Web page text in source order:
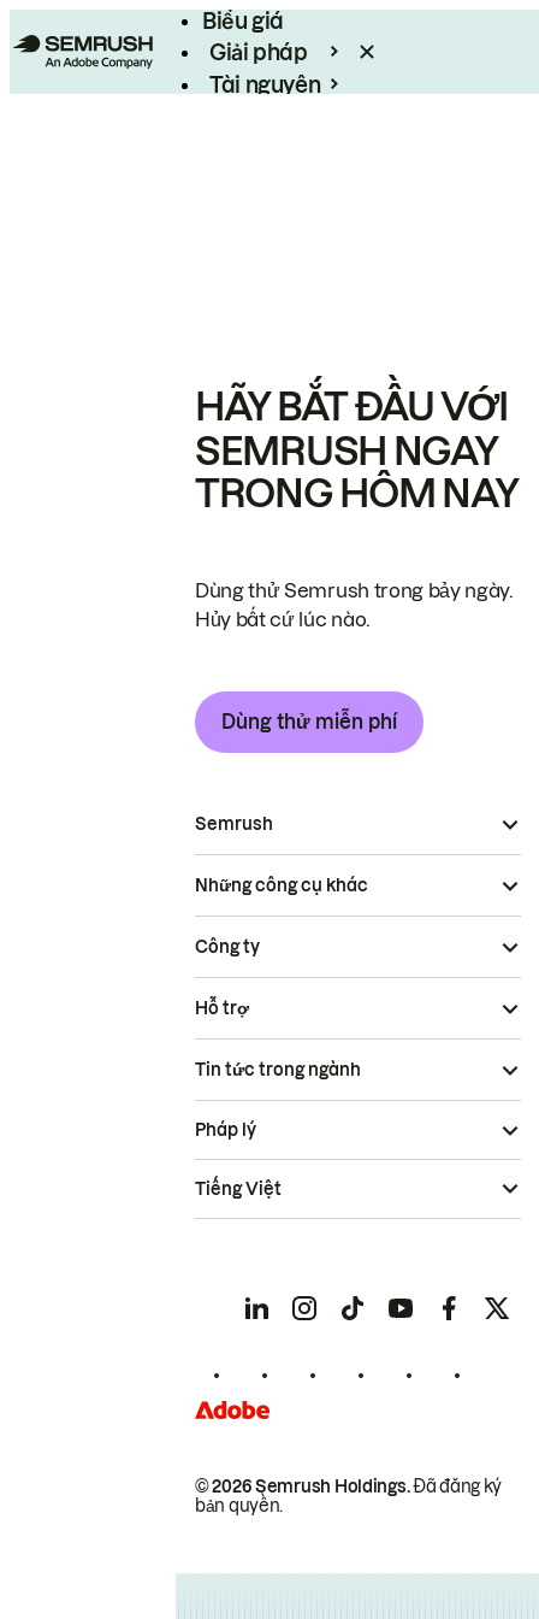
Biểu giá
Giải pháp
Tài nguyên
HÃY BẮT ĐẦU VỚI
SEMRUSH NGAY
TRONG HÔM NAY
Dùng thử Semrush trong bảy ngày.
Hủy bất cứ lúc nào.
Dùng thử miễn phí
Semrush
Những công cụ khác
Công ty
Hỗ trợ
Tin tức trong ngành
© 2026 Semrush Holdings.Đã đăng ký
bản quyền.
Pháp lý
Tiếng Việt